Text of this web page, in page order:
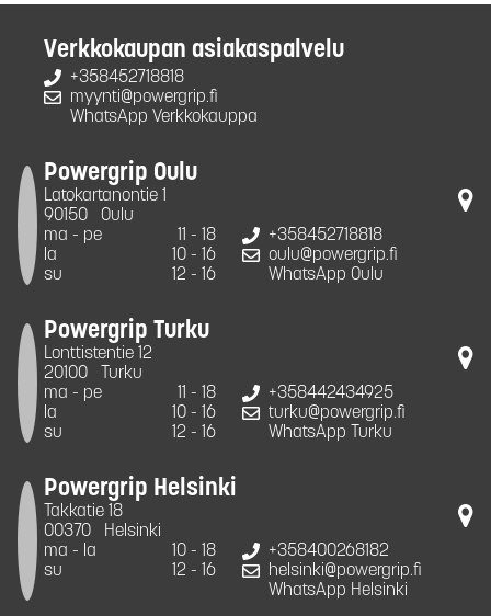
Verkkokaupan asiakaspalvelu
+358452718818
myynti@powergrip.fi
WhatsApp Verkkokauppa
Powergrip Oulu
Latokartanontie 1
90150
Oulu
ma - pe
11 - 18
la
10 - 16
su
12 - 16
+358452718818
oulu@powergrip.fi
WhatsApp Oulu
Powergrip Turku
Lonttistentie 12
20100
Turku
ma - pe
11 - 18
la
10 - 16
su
12 - 16
+358442434925
turku@powergrip.fi
WhatsApp Turku
Powergrip Helsinki
Takkatie 18
00370
Helsinki
ma - la
10 - 18
su
12 - 16
+358400268182
helsinki@powergrip.fi
WhatsApp Helsinki